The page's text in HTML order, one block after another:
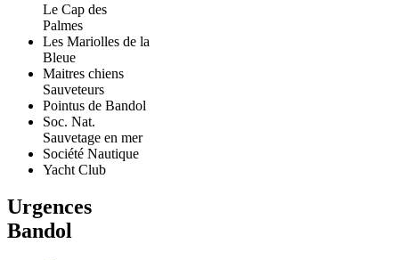
Le Cap des
Palmes
Les Mariolles de la
Bleue
Maitres chiens
Sauveteurs
Pointus de Bandol
Soc. Nat.
Sauvetage en mer
Société Nautique
Yacht Club
Urgences
Bandol